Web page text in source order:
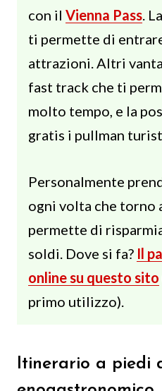
con il Vienna Pass .
ti permette di
attrazioni. Altri
fast track che ti
molto tempo, e la
gratis i pullman
Personalmente
ogni volta che torno
permette di
soldi. Dove si fa? Il
online su questo sito
primo utilizzo).
Itinerario a piedi